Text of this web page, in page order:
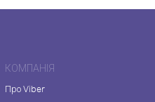
КОМПАНІЯ
Про Viber